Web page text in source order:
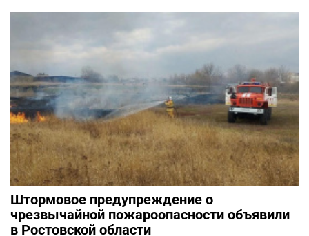
Штормовое предупреждение о
чрезвычайной пожароопасности объявили
в Ростовской области